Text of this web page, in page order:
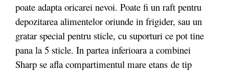
poate adapta oricarei nevoi. Poate fi un raft pentru
depozitarea alimentelor oriunde in frigider, sau un
gratar special pentru sticle, cu suporturi ce pot tine
pana la 5 sticle. In partea inferioara a combinei
Sharp se afla compartimentul mare etans de tip